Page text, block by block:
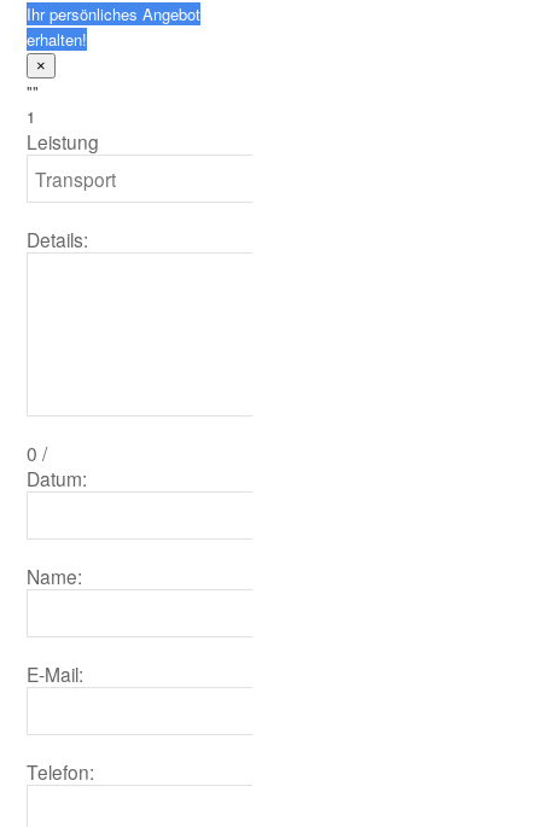
Ihr persönliches Angebot
erhalten!
×
""
1
Leistung
Details:
0 /
Datum:
Name:
E-Mail:
Telefon: